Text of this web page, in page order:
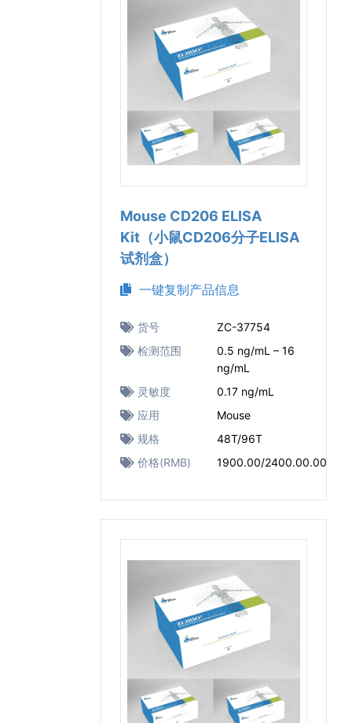
Mouse CD206 ELISA
Kit（小鼠CD206分子ELISA
试剂盒）
一键复制产品信息
货号
ZC-37754
检测范围
0.5 ng/mL – 16
ng/mL
灵敏度
0.17 ng/mL
应用
Mouse
规格
48T/96T
价格(RMB)
1900.00/2400.00.00